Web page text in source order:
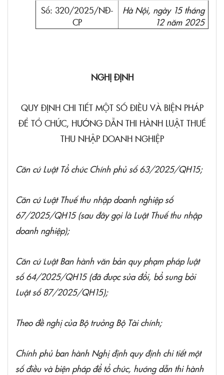
Số: 320/2025/NĐ-
CP
Hà Nội, ngày 15 tháng
12 năm 2025
NGHỊ ĐỊNH
QUY ĐỊNH CHI TIẾT MỘT SỐ ĐIỀU VÀ BIỆN PHÁP
ĐỂ TỔ CHỨC, HƯỚNG DẪN THI HÀNH LUẬT THUẾ
THU NHẬP DOANH NGHIỆP
Căn cứLuật Tổ chức Chính phủ số 63/2025/QH15;
Căn cứLuật Thuế thu nhập doanh nghiệp số
67/2025/QH15 (sau đây gọi là Luật Thuế thu nhập
doanh nghiệp);
Căn cứLuật Ban hành văn bản quy phạm pháp luật
số 64/2025/QH15 (đã được sửa đổi, bổ sung bởi
Luật số87/2025/QH15);
Theo đề nghị của Bộ trưởng Bộ Tài chính;
Chính phủ ban hành Nghị định quy định chi tiết một
số điều và biện pháp để tổ chức, hướng dẫn thi hành